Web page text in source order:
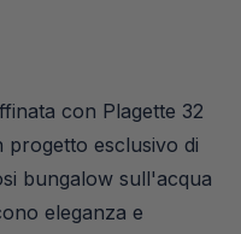
con Plagette 32
progetto esclusivo di
bungalow sull'acqua
eleganza e